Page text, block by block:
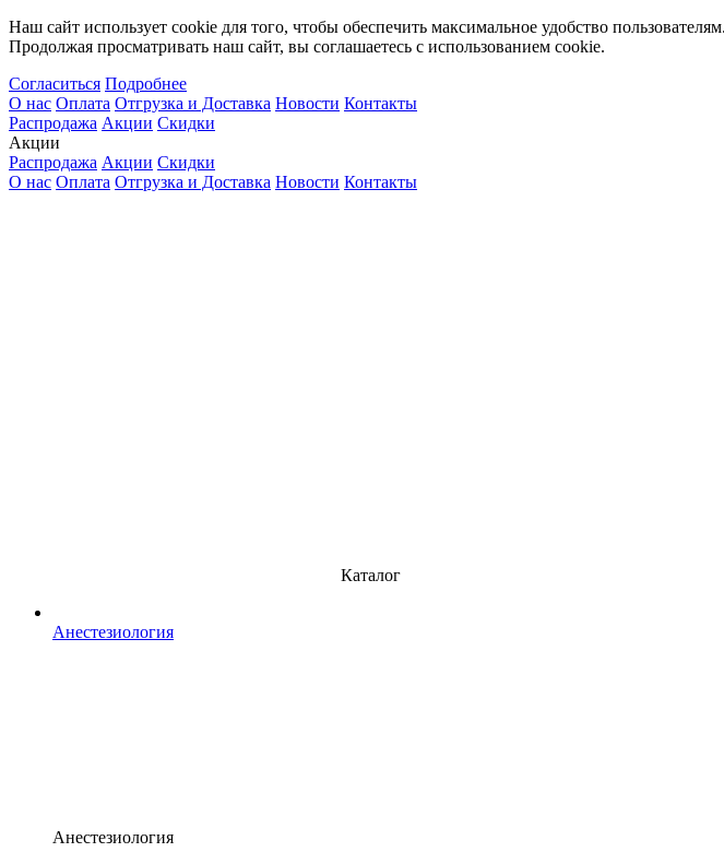
Наш сайт использует cookie для того, чтобы обеспечить максимальное удобство пользователям.
Продолжая просматривать наш сайт, вы соглашаетесь с использованием cookie.
Согласиться Подробнее
О нас Оплата Отгрузка и Доставка Новости Контакты
Распродажа Акции Скидки
Акции
Распродажа Акции Скидки
О нас Оплата Отгрузка и Доставка Новости Контакты
Каталог
Анестезиология
Анестезиология